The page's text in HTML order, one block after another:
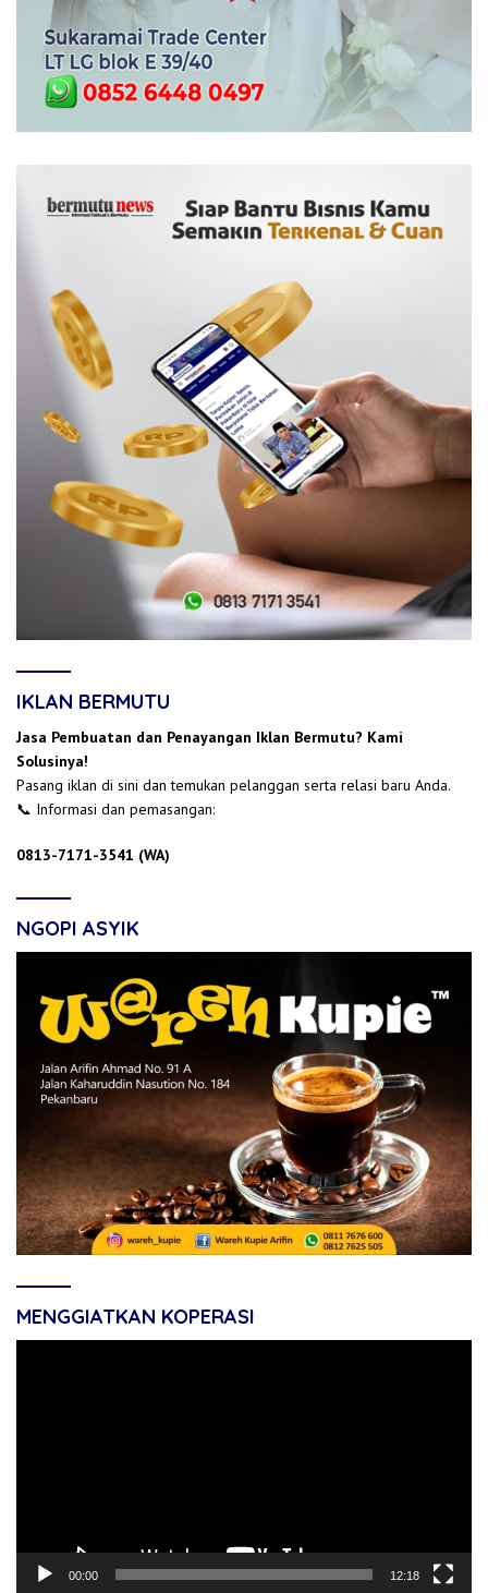
IKLAN BERMUTU
Jasa Pembuatan dan Penayangan Iklan Bermutu? Kami
Solusinya!
Pasang iklan di sini dan temukan pelanggan serta relasi baru Anda.
📞 Informasi dan pemasangan:
0813-7171-3541 (WA)
NGOPI ASYIK
MENGGIATKAN KOPERASI
00:00 12:18